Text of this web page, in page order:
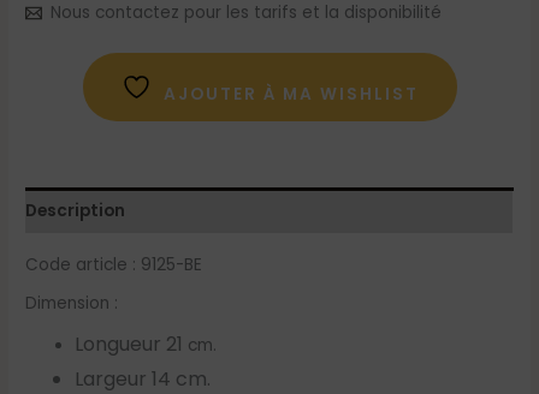
Nous contactez pour les tarifs et la disponibilité
AJOUTER À MA WISHLIST
Description
Code article : 9125-BE
Dimension :
Longueur 21 cm.
Largeur 14 cm.